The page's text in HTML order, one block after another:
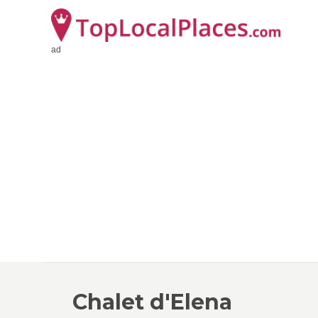
ad
Chalet d'Elena